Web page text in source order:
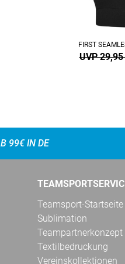
FIRST
UVP 29,95
99€ IN DE
Teamsport-Startseite
Sublimation
Textilbedruckung
Vereinskollektionen